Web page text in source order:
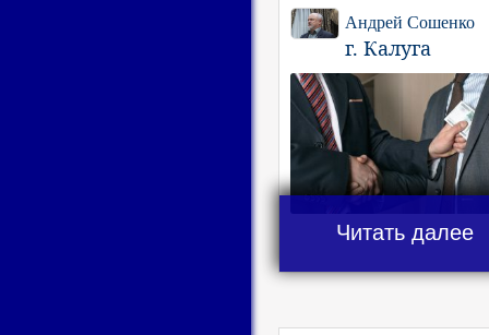
Андрей Сошенко
г. Калуга
Читать далее